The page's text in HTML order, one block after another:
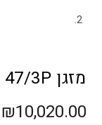
מזגן TADIRAN WIND 47/3P
₪10,020.00